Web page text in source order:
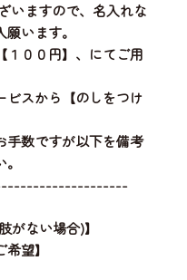
いますので、名入れな
います。
１００円】、にてご用
スから【のしをつけ
手数ですが以下を備考
がない場合)】
望】